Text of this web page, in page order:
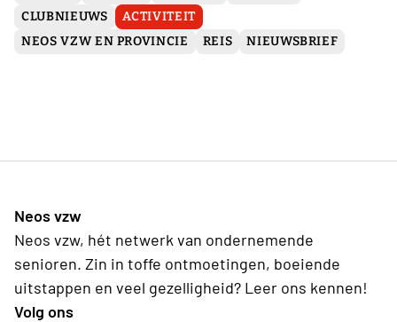
CLUBNIEUWS
ACTIVITEIT
NEOS VZW EN PROVINCIE
REIS NIEUWSBRIEF
Neos vzw
Neos vzw, hét netwerk van ondernemende
senioren. Zin in toffe ontmoetingen, boeiende
uitstappen en veel gezelligheid? Leer ons kennen!
Volg ons